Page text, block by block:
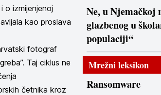
i o izmijenjenoj
kao proslava
fotograf
Taj ciklus ne
četnika kroz
Ne, u Njemačkoj
glazbenog u
populaciji“
Mrežni leksikon
Ransomware